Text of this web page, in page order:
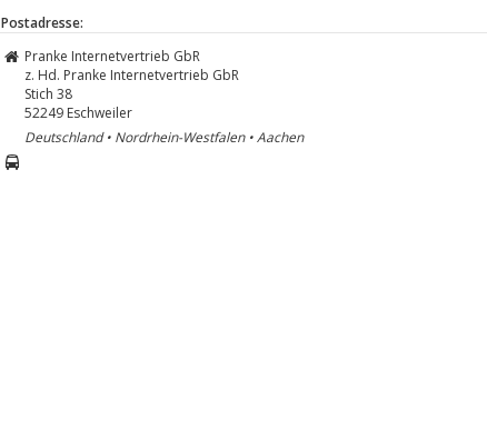
Postadresse:
Pranke Internetvertrieb GbR
z. Hd. Pranke Internetvertrieb GbR
Stich 38
52249 Eschweiler
Deutschland • Nordrhein-Westfalen • Aachen